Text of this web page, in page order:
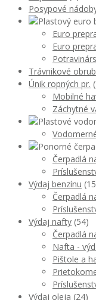
Posypové
Euro
Euro
Trávnikové
Únik ropných pr.
Mobilné
Záchytné
Čerpadlá
Výdaj benzínu
Čerpadlá
Výdaj nafty (54)
Čerpadlá
Nafta -
Pištole a
Výdaj oleja (24)